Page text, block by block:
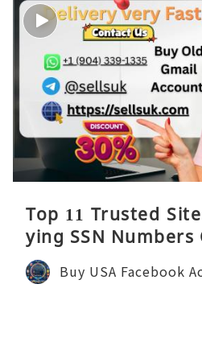
Top 11 Trusted
ying SSN Numbers
Buy USA Facebook